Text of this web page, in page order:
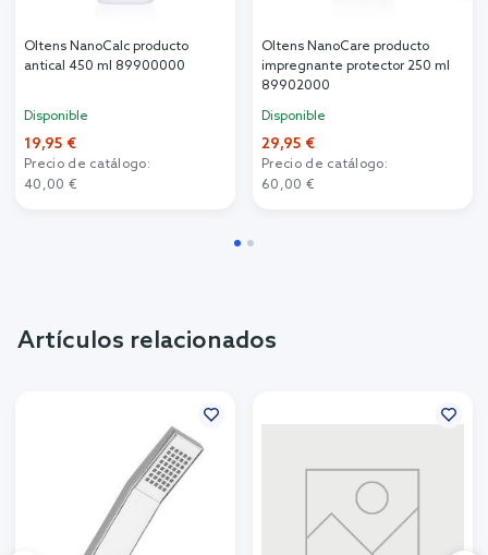
Oltens NanoCalc producto
antical 450 ml 89900000
Disponible
19,95 €
Precio de catálogo:
40,00 €
Oltens NanoCare producto
impregnante protector 250 ml
89902000
Disponible
29,95 €
Precio de catálogo:
60,00 €
Artículos relacionados